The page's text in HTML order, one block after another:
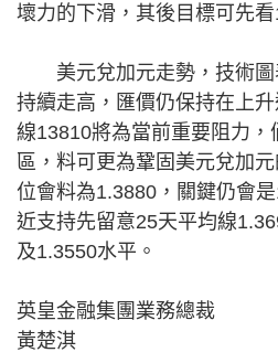
壞力的下滑，其後目標可先看
美元兌加元走勢，技術圖
持續走高，匯價仍保持在上
線13810將為當前重要阻力
區，料可更為鞏固美元兌加
位會料為1.3880，關鍵仍會
近支持先留意25天平均線
及1.3550水平。
英皇金融集團業務總裁
黃楚淇